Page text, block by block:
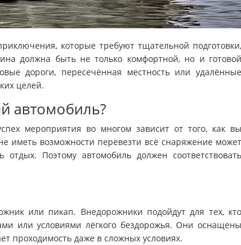
которые требуют тщательной подготовки,
должна быть не только комфортной, но и готовой
дороги, пересечённая местность или удалённые
целей.
автомобиль?
мероприятия во многом зависит от того, как вы
иметь возможности перевезти всё снаряжение может
Поэтому автомобиль должен соответствовать
или пикап. Внедорожники подойдут для тех, кто
или условиями лёгкого бездорожья. Они оснащены
проходимость даже в сложных условиях.